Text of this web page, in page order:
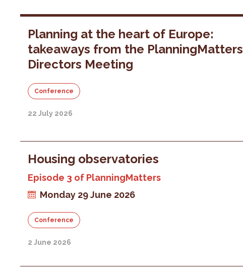
Planning at the heart of Europe:
takeaways from the PlanningMatters
Directors Meeting
Conference
22 July 2026
Housing observatories
Episode 3 of PlanningMatters
Monday 29 June 2026
Conference
2 June 2026